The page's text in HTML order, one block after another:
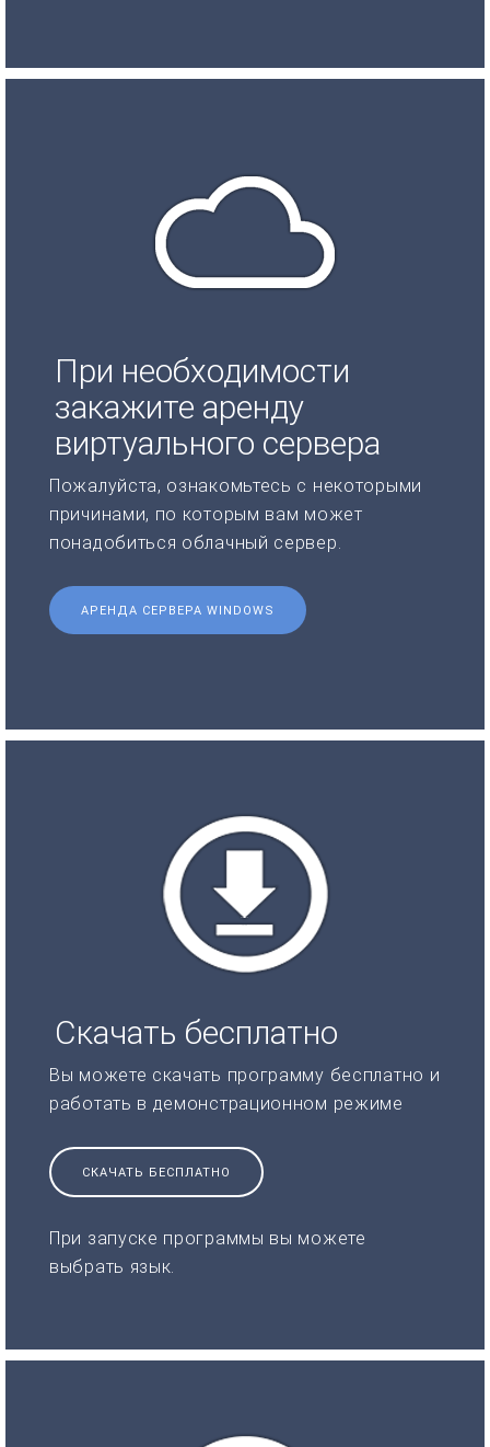
При необходимости
закажите аренду
виртуального сервера
Пожалуйста, ознакомьтесь с некоторыми
причинами, по которым вам может
понадобиться облачный сервер.
АРЕНДА СЕРВЕРА WINDOWS
Скачать бесплатно
Вы можете скачать программу бесплатно и
работать в демонстрационном режиме
СКАЧАТЬ БЕСПЛАТНО
При запуске программы вы можете
выбрать язык.